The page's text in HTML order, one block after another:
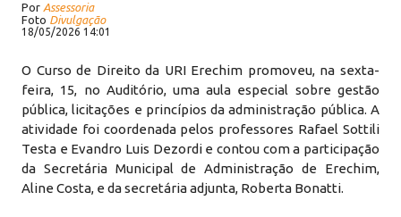
Por Assessoria
Foto Divulgação
18/05/2026 14:01
O Curso de Direito da URI Erechim promoveu, na sexta-
feira, 15, no Auditório, uma aula especial sobre gestão
pública, licitações e princípios da administração pública. A
atividade foi coordenada pelos professores Rafael Sottili
Testa e Evandro Luis Dezordi e contou com a participação
da Secretária Municipal de Administração de Erechim,
Aline Costa, e da secretária adjunta, Roberta Bonatti.